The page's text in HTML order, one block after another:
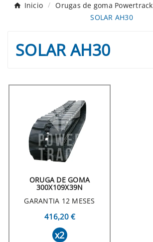
Inicio Orugas de goma Powertrack
SOLAR AH30
SOLAR AH30
ORUGA DE GOMA
300X109X39N
GARANTIA 12 MESES
416,20 €
x2